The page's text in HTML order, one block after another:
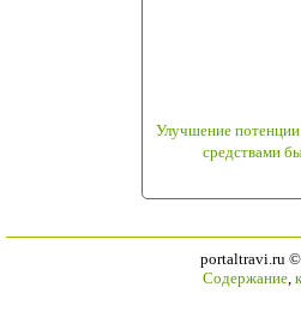
Улучшение
средствами
portaltravi.ru ©
Содержание,